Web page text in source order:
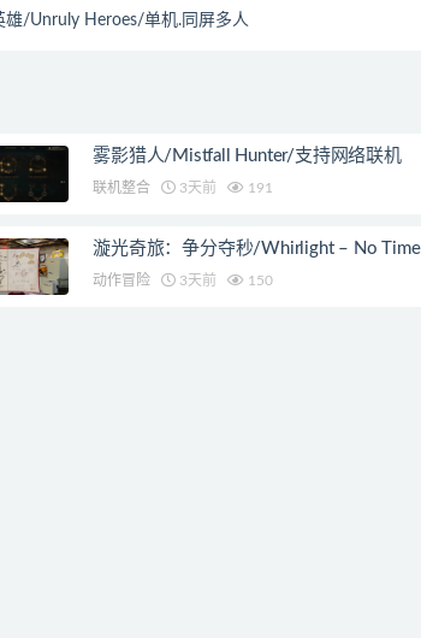
雄/Unruly Heroes/单机.同屏多人
雾影猎人/Mistfall Hunter/支持网络联机
联机整合 3天前 191
漩光奇旅：争分夺秒/Whirlight – No Time
动作冒险 3天前 150